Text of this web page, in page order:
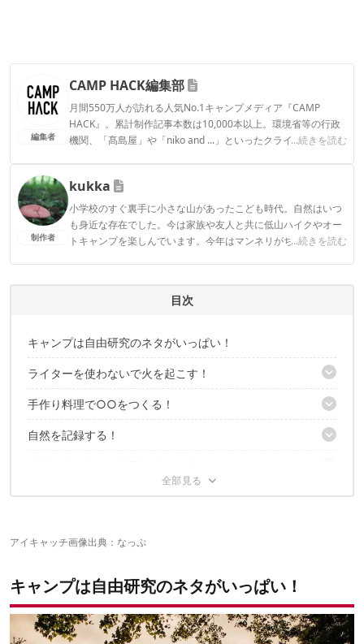
編集者
CAMP HACK編集部
月間550万人が訪れる人気No.1キャンプメディア『CAMP
HACK』。累計制作記事本数は10,000本以上。環境省等の行政
機関、「髙島屋」や「niko and ...」といったクライアントとの
...続きを読む
CAMP HACK編集部のプロフィール
制作者
kukka
小学校のすぐ裏手に小さな山があったこども時代。自然はいつ
も身近な存在でした。今は家族や友人と共に低山ハイクやオー
トキャンプを楽しんでいます。今年はマンネリがちなキャンプ
...続きを読む
目次
キャンプは自由研究のネタがいっぱい！
ライターを使わないで火を起こす！
原始体験！昔の人のやり方で火をつけてみる
虫眼鏡を使って太陽の光を集めてみる
手作り料理で○○をつくる！
燻製キットから手作りにチャレンジ！
自然を記録する！
都会じゃ会えないものがいっぱい！ 生き物を観察
アイキャッチ画像出典： なっぷ
キャンプは自由研究のネタがいっぱい！